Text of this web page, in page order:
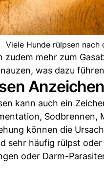
Viele Hunde rülpsen
zudem mehr zum
was dazu
kann auch ein
Sodbrennen,
können die
sehr häufig rülpst
oder Darm-